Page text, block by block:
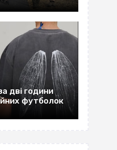
дві години
футболок